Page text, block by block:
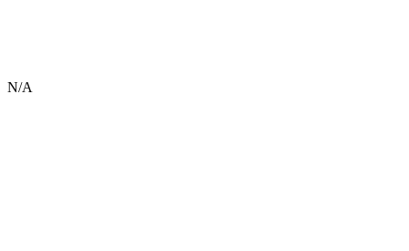
N/A